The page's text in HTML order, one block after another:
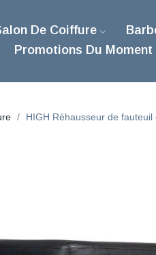
De Coiffure
Promotions Du Moment
HIGH Réhausseur de